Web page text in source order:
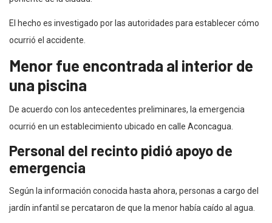
El hecho es investigado por las autoridades para establecer cómo
ocurrió el accidente.
Menor fue encontrada al interior de
una piscina
De acuerdo con los antecedentes preliminares, la emergencia
ocurrió en un establecimiento ubicado en calle Aconcagua.
Personal del recinto pidió apoyo de
emergencia
Según la información conocida hasta ahora, personas a cargo del
jardín infantil se percataron de que la menor había caído al agua.